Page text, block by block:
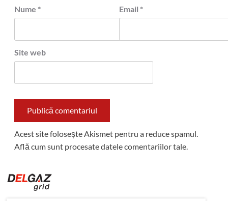
Nume * Email *
Site web
Acest site folosește Akismet pentru a reduce spamul.
Află cum sunt procesate datele comentariilor tale.